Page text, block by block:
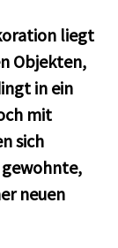
liegt
Objekten,
in ein
mit
sich
neuen